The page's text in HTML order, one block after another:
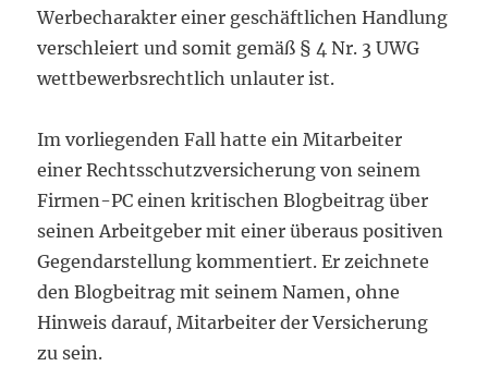
Werbecharakter einer geschäftlichen Handlung
verschleiert und somit gemäß § 4 Nr. 3 UWG
wettbewerbsrechtlich unlauter ist.
Im vorliegenden Fall hatte ein Mitarbeiter
einer Rechtsschutzversicherung von seinem
Firmen-PC einen kritischen Blogbeitrag über
seinen Arbeitgeber mit einer überaus positiven
Gegendarstellung kommentiert. Er zeichnete
den Blogbeitrag mit seinem Namen, ohne
Hinweis darauf, Mitarbeiter der Versicherung
zu sein.